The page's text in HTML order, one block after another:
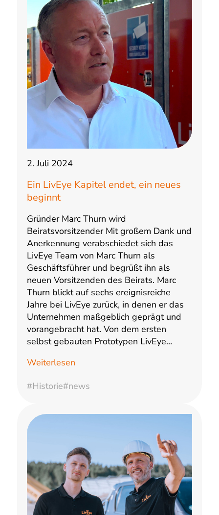
2. Juli 2024
Ein LivEye Kapitel endet, ein neues
beginnt
Gründer Marc Thurn wird
Beiratsvorsitzender Mit großem Dank und
Anerkennung verabschiedet sich das
LivEye Team von Marc Thurn als
Geschäftsführer und begrüßt ihn als
neuen Vorsitzenden des Beirats. Marc
Thurn blickt auf sechs ereignisreiche
Jahre bei LivEye zurück, in denen er das
Unternehmen maßgeblich geprägt und
vorangebracht hat. Von dem ersten
selbst gebauten Prototypen LivEye…
Weiterlesen
#Historie#news